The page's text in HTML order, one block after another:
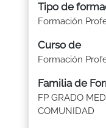
Tipo de
Formación
Curso de
Formación
Familia de
FP GRADO
COMUNIDAD